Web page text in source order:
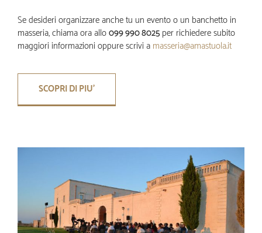
Se desideri organizzare anche tu un evento o un banchetto in
masseria, chiama ora allo099 990 8025 per richiedere subito
maggiori informazioni oppure scrivi a masseria@amastuola.it
SCOPRI DI PIU'